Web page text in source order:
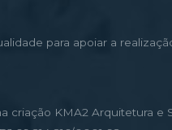
para apoiar a
criação KMA2 Arquitetura e